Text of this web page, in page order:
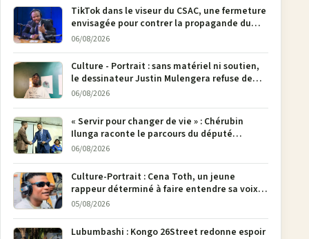
TikTok dans le viseur du CSAC, une fermeture
envisagée pour contrer la propagande du
M23
06/08/2026
Culture - Portrait : sans matériel ni soutien,
le dessinateur Justin Mulengera refuse de
poser son crayon
06/08/2026
« Servir pour changer de vie » : Chérubin
Ilunga raconte le parcours du député
national Jethro Muyombi Tshimbu en 137
06/08/2026
Culture-Portrait : Cena Toth, un jeune
rappeur déterminé à faire entendre sa voix à
Bunia
05/08/2026
Lubumbashi : Kongo 26Street redonne espoir